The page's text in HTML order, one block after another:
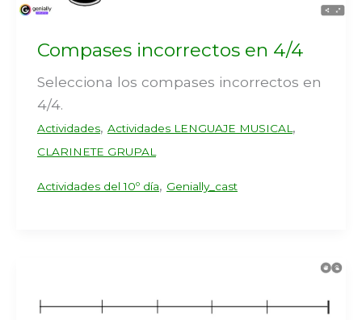
Compases incorrectos en 4/4
Selecciona los compases incorrectos en
4/4.
Actividades, Actividades LENGUAJE MUSICAL,
CLARINETE GRUPAL
Actividades del 10º día, Genially_cast